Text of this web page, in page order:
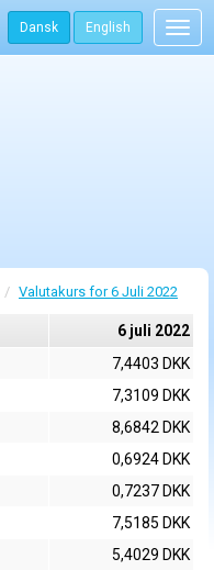
Dansk English
Valutakurs for 6 Juli 2022
6 juli 2022
7,4403 DKK
7,3109 DKK
8,6842 DKK
0,6924 DKK
0,7237 DKK
7,5185 DKK
5,4029 DKK